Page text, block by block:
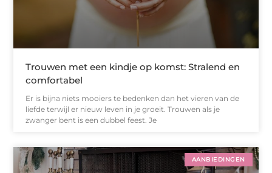
Trouwen met een kindje op komst: Stralend en
comfortabel
Er is bijna niets mooiers te bedenken dan het vieren van de
liefde terwijl er nieuw leven in je groeit. Trouwen als je
zwanger bent is een dubbel feest. Je
AANBIEDINGEN